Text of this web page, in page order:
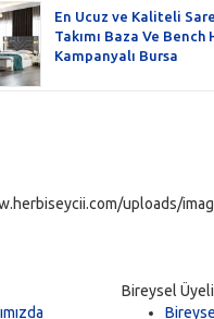
En Ucuz ve Kaliteli
Takımı Baza Ve Bench
Kampanyalı Bursa
uploads/
Bireysel